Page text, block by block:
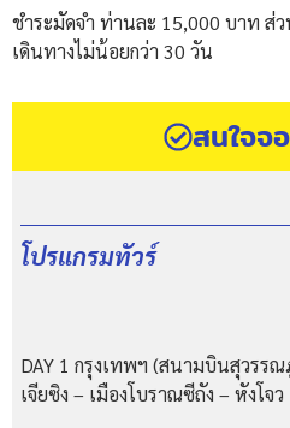
ชำระมัดจำ ท่านละ 15,000 บาท ส่
เดินทางไม่น้อยกว่า 30 วัน
สนใจจ
โปรแกรมทัวร์
DAY 1 กรุงเทพฯ (สนามบินสุวรร
เจียซิง – เมืองโบราณซีถัง – หังโจว